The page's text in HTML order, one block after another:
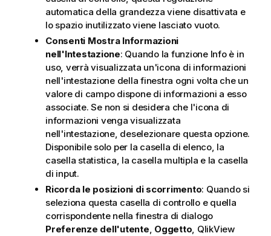
automatica della grandezza viene disattivata e
lo spazio inutilizzato viene lasciato vuoto.
Consenti Mostra Informazioni
nell'Intestazione: Quando la funzione Info è in
uso, verrà visualizzata un'icona di informazioni
nell'intestazione della finestra ogni volta che un
valore di campo dispone di informazioni a esso
associate. Se non si desidera che l'icona di
informazioni venga visualizzata
nell'intestazione, deselezionare questa opzione.
Disponibile solo per la casella di elenco, la
casella statistica, la casella multipla e la casella
di input.
Ricorda le posizioni di scorrimento: Quando si
seleziona questa casella di controllo e quella
corrispondente nella finestra di dialogo
Preferenze dell'utente, Oggetto, QlikView